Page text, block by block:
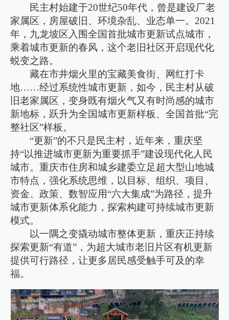
民主村始建于20世纪50年代，曾是建设厂老
家属区，房屋破旧、环境杂乱、业态单一。2021
年，九龙坡区入围全国首批城市更新试点城市，
乘着城市更新的春风，这个老旧社区开启现代化
蜕变之路。
藏在市井烟火里的宝藏美食街、网红打卡
地……经过系统性城市更新，如今，民主村从破
旧老家属区，变身既有烟火气又有时尚感的城市
新地标，跃升为全国城市更新样板、全国首批“完
整社区”样板。
“更新”的不只是民主村，近年来，重庆坚
持“以推进城市更新为重要抓手”建设现代化人民
城市。重庆市住房和城乡建委立足超大型山地城
市特点，强化系统思维，以目标、组织、项目、
资金、政策、数智应用“六大集成”为路径，提升
城市更新体系化能力，探索构建可持续城市更新
模式。
以一隅之变撬动城市整体更新，重庆正持续
探索更新“有道”，为超大城市老旧片区有机更新
提供可行路径，让更多居民感受触手可及的幸
福。